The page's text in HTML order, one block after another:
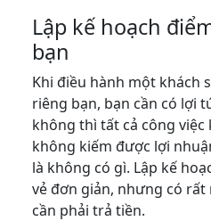
Lập kế hoạch
bạn
Khi điều hành một khách
riêng bạn, bạn cần có lợi
không thì tất cả công việc
không kiếm được lợi
là không có gì. Lập kế
vẻ đơn giản, nhưng có rất
cần phải trả tiền.